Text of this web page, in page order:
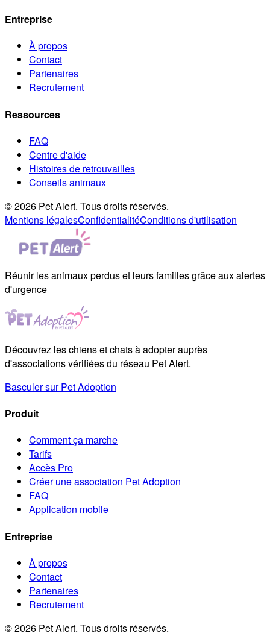
Entreprise
À propos
Contact
Partenaires
Recrutement
Ressources
FAQ
Centre d'aide
Histoires de retrouvailles
Conseils animaux
© 2026 Pet Alert. Tous droits réservés.
Mentions légalesConfidentialitéConditions d'utilisation
Réunir les animaux perdus et leurs familles grâce aux alertes
d'urgence
Découvrez les chiens et chats à adopter auprès
d'associations vérifiées du réseau Pet Alert.
Basculer sur Pet Adoption
Produit
Comment ça marche
Tarifs
Accès Pro
Créer une association Pet Adoption
FAQ
Application mobile
Entreprise
À propos
Contact
Partenaires
Recrutement
© 2026 Pet Alert. Tous droits réservés.